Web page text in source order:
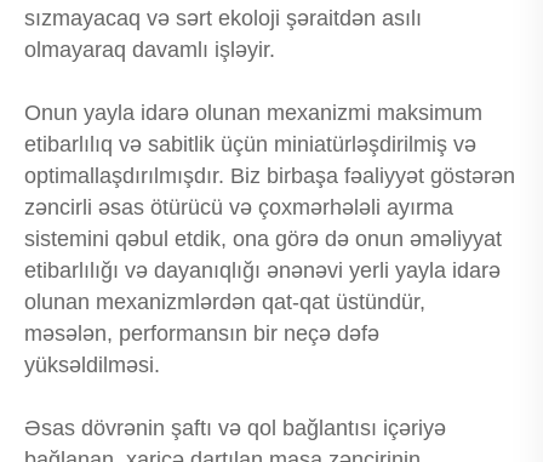
sızmayacaq və sərt ekoloji şəraitdən asılı
olmayaraq davamlı işləyir.
Onun yayla idarə olunan mexanizmi maksimum
etibarlılıq və sabitlik üçün miniatürləşdirilmiş və
optimallaşdırılmışdır. Biz birbaşa fəaliyyət göstərən
zəncirli əsas ötürücü və çoxmərhələli ayırma
sistemini qəbul etdik, ona görə də onun əməliyyat
etibarlılığı və dayanıqlığı ənənəvi yerli yayla idarə
olunan mexanizmlərdən qat-qat üstündür,
məsələn, performansın bir neçə dəfə
yüksəldilməsi.
Əsas dövrənin şaftı və qol bağlantısı içəriyə